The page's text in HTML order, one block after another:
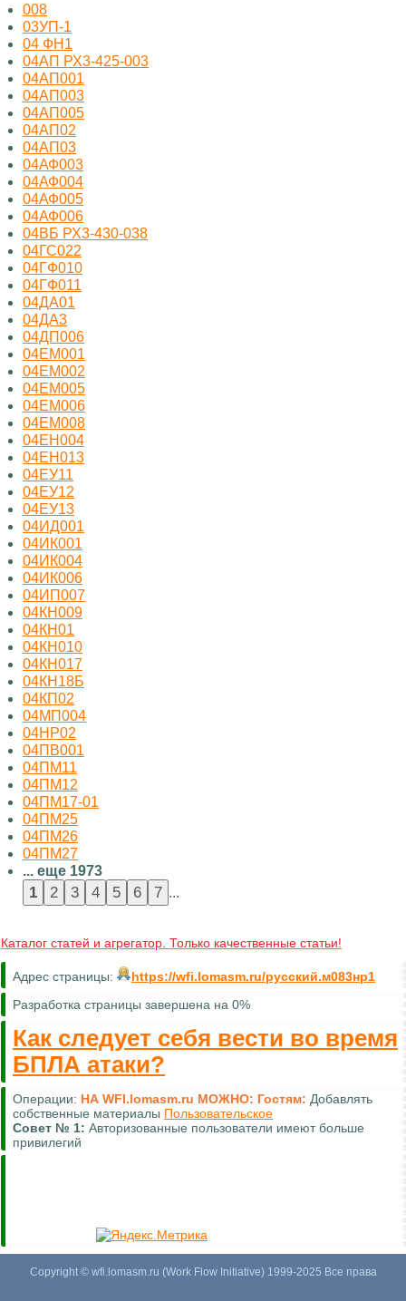
008
03УП-1
04 ФН1
04АП РХ3-425-003
04АП001
04АП003
04АП005
04АП02
04АП03
04АФ003
04АФ004
04АФ005
04АФ006
04ВБ РХ3-430-038
04ГС022
04ГФ010
04ГФ011
04ДА01
04ДА3
04ДП006
04ЕМ001
04ЕМ002
04ЕМ005
04ЕМ006
04ЕМ008
04ЕН004
04ЕН013
04ЕУ11
04ЕУ12
04ЕУ13
04ИД001
04ИК001
04ИК004
04ИК006
04ИП007
04КН009
04КН01
04КН010
04КН017
04КН18Б
04КП02
04МП004
04НР02
04ПВ001
04ПМ11
04ПМ12
04ПМ17-01
04ПМ25
04ПМ26
04ПМ27
... еще 1973
...
Каталог статей и агрегатор. Только качественные статьи!
Адрес страницы:
https://wfi.lomasm.ru/русский.м083нр1
Разработка страницы завершена на 0%
Как следует себя вести во время
БПЛА атаки?
Операции: НА WFI.lomasm.ru МОЖНО: Гостям:
Комментировать (почти везде)
Совет № 2: Для удобной навигации используйтекарту сайта
Copyright © wfi.lomasm.ru (Work Flow Initiative) 1999-2025 Все права